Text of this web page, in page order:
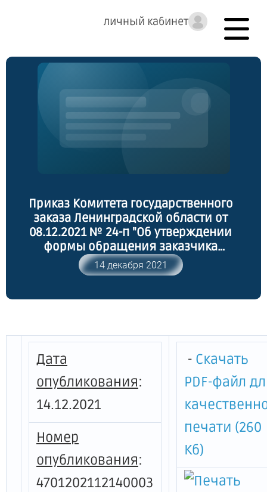
личный кабинет
Приказ Комитета государственного
заказа Ленинградской области от
08.12.2021 № 24-п "Об утверждении
формы обращения заказчика
Ленинградской области на
осуществление закупок на поставку
услуг и о признании утратившим силу
заказа Ленинградской области от 08
сентября 2021 года № 17-п"
14 декабря 2021
Дата
опубликования:
14.12.2021
Номер
опубликования:
4701202112140003
- Скачать
PDF-файл
печати (260
Кб)